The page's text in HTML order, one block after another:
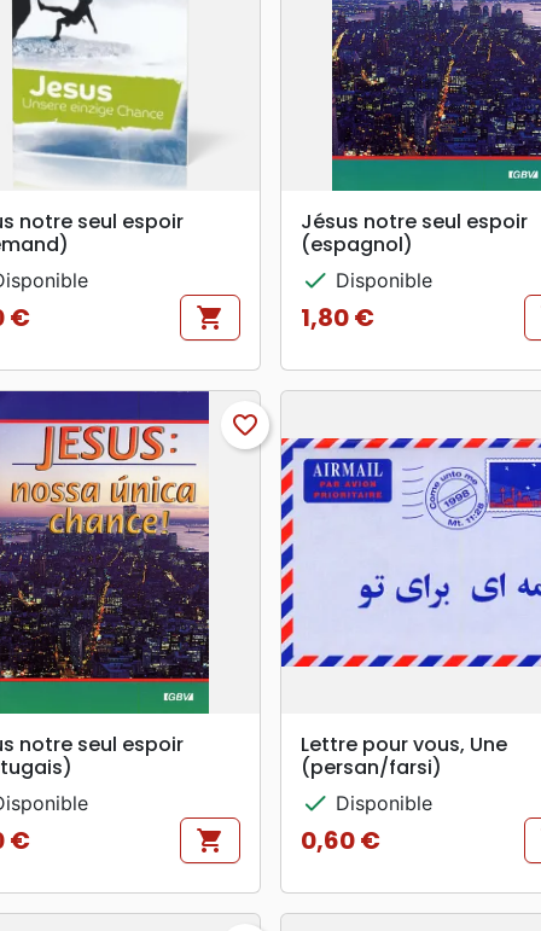
search APERÇU RAPIDE
notre seul espoir
€ shopping_cart
search APERÇU RAPIDE
Jésus notre seul espoir
(espagnol)
check Disponible
Prix
1,80 €
search APERÇU RAPIDE
favorite_border
notre seul espoir
€ shopping_cart
search APERÇU RAPIDE
Lettre pour vous, Une
(persan/farsi)
check Disponible
Prix
0,60 €